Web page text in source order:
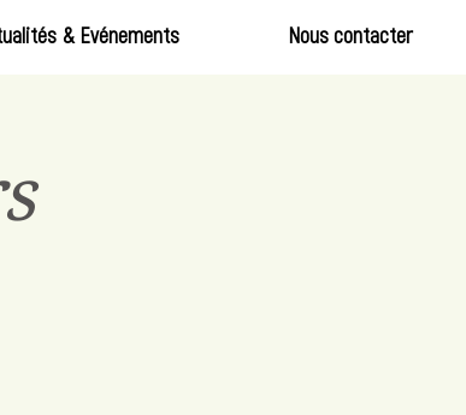
& Evénements Nous contacter